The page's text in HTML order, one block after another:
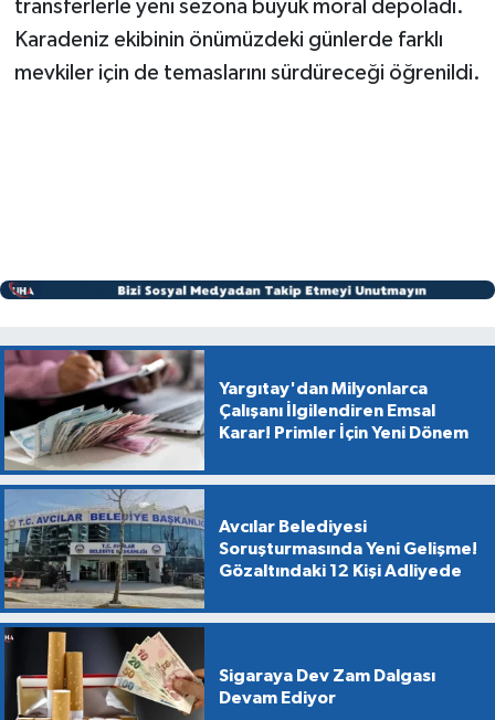
transferlerle yeni sezona büyük moral depoladı.
Karadeniz ekibinin önümüzdeki günlerde farklı
mevkiler için de temaslarını sürdüreceği öğrenildi.
Yargıtay'dan Milyonlarca
Çalışanı İlgilendiren Emsal
Karar! Primler İçin Yeni Dönem
Avcılar Belediyesi
Soruşturmasında Yeni Gelişme!
Gözaltındaki 12 Kişi Adliyede
Sigaraya Dev Zam Dalgası
Devam Ediyor